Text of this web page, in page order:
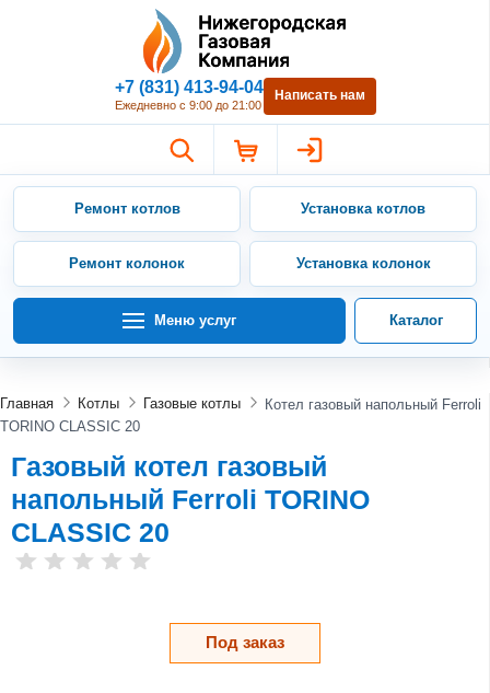
Нижегородская Газовая
+7 (831) 413-94-04
Ежедневно с 9:00 до 21:00
Написать нам
Ремонт котлов Установка котлов
Ремонт колонок Установка колонок
Меню услуг Каталог
Главная Котлы Газовые котлы
Котел газовый напольный Ferroli
TORINO CLASSIC 20
Газовый котел газовый
напольный Ferroli TORINO
CLASSIC 20
Под заказ